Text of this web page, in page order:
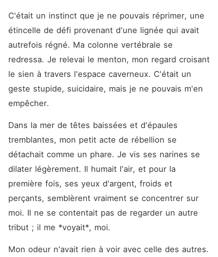
C'était un instinct que je ne pouvais réprimer, une
étincelle de défi provenant d'une lignée qui avait
autrefois régné. Ma colonne vertébrale se
redressa. Je relevai le menton, mon regard croisant
le sien à travers l'espace caverneux. C'était un
geste stupide, suicidaire, mais je ne pouvais m'en
empêcher.
Dans la mer de têtes baissées et d'épaules
tremblantes, mon petit acte de rébellion se
détachait comme un phare. Je vis ses narines se
dilater légèrement. Il humait l'air, et pour la
première fois, ses yeux d'argent, froids et
perçants, semblèrent vraiment se concentrer sur
moi. Il ne se contentait pas de regarder un autre
tribut ; il me *voyait*, moi.
Mon odeur n'avait rien à voir avec celle des autres.